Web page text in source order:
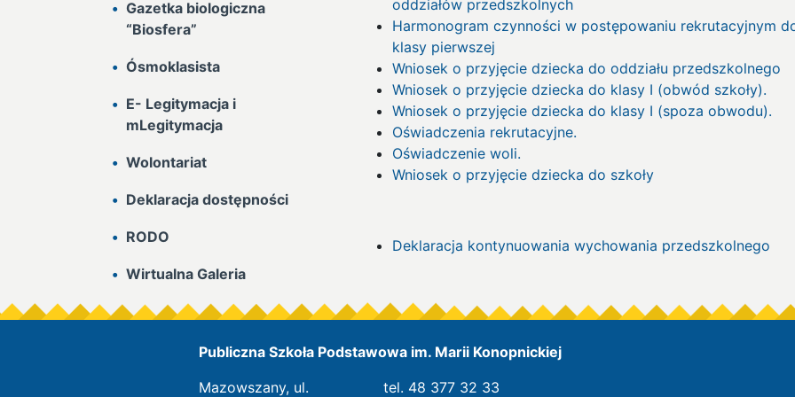
Gazetka biologiczna
“Biosfera”
Ósmoklasista
E- Legitymacja i
mLegitymacja
Wolontariat
Deklaracja dostępności
RODO
Wirtualna Galeria
oddziałów przedszkolnych
Harmonogram czynności w postępowaniu rekrutacyjnym
klasy pierwszej
Wniosek o przyjęcie dziecka do oddziału przedszkolnego
Wniosek o przyjęcie dziecka do klasy I (obwód szkoły).
Wniosek o przyjęcie dziecka do klasy I (spoza obwodu).
Oświadczenia rekrutacyjne.
Oświadczenie woli.
Wniosek o przyjęcie dziecka do szkoły
Deklaracja kontynuowania wychowania przedszkolnego
Publiczna Szkoła Podstawowa im. Marii Konopnickiej
Mazowszany, ul.
tel. 48 377 32 33